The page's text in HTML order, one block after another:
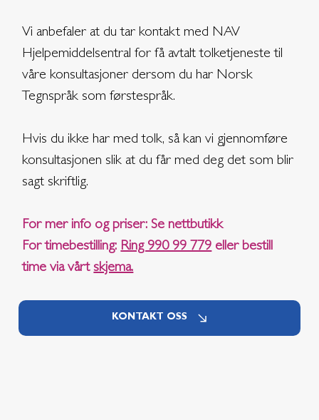
Vi anbefaler at du tar kontakt med NAV
Hjelpemiddelsentral for få avtalt tolketjeneste til
våre konsultasjoner dersom du har Norsk
Tegnspråk som førstespråk.
Hvis du ikke har med tolk, så kan vi gjennomføre
konsultasjonen slik at du får med deg det som blir
sagt skriftlig.
For mer info og priser: Se nettbutikk
For timebestilling: Ring 990 99 779 eller bestill
time via vårt skjema.
KONTAKT OSS